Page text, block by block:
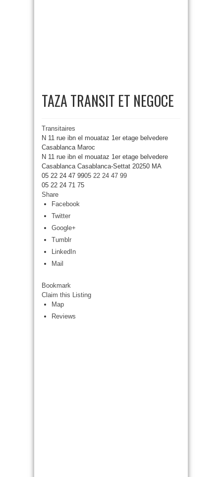
TAZA TRANSIT ET NEGOCE
Transitaires
N 11 rue ibn el mouataz 1er etage belvedere
Casablanca Maroc
N 11 rue ibn el mouataz 1er etage belvedere
Casablanca Casablanca-Settat 20250 MA
05 22 24 47 9905 22 24 47 99
05 22 24 71 75
Share
Facebook
Twitter
Google+
Tumblr
LinkedIn
Mail
Bookmark
Claim this Listing
Map
Reviews